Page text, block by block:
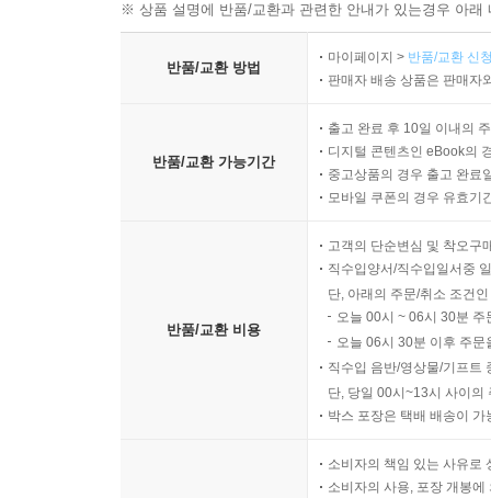
※ 상품 설명에 반품/교환과 관련한 안내가 있는경우 아
반품/교환 방법
마이페이지 > 반품/교환 신
판매자 배송 상품은 판매자
반품/교환 가능기간
출고 완료 후 10일 이내의
디지털 콘텐츠인 eBook의
중고상품의 경우 출고 완료
모바일 쿠폰의 경우 유효기
반품/교환 비용
고객의 단순변심 및 착오구
직수입양서/직수입일서중
단, 아래의 주문/취소 조건
오늘 00시 ~ 06시 30분
오늘 06시 30분 이후 주
직수입 음반/영상물/기프트
단, 당일 00시~13시 사이의
박스 포장은 택배 배송이
소비자의 책임 있는 사유로
소비자의 사용, 포장 개봉